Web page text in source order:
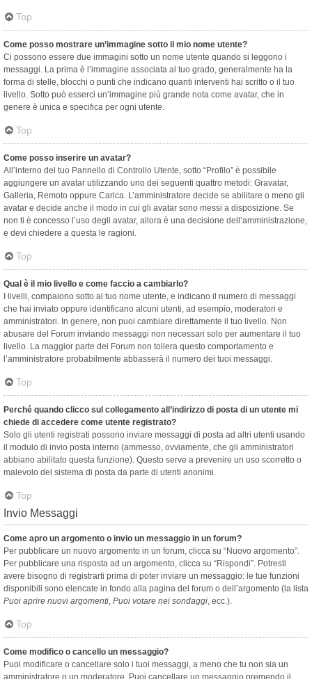
Top
Come posso mostrare un’immagine sotto il mio nome utente?
Ci possono essere due immagini sotto un nome utente quando si leggono i
messaggi. La prima è l’immagine associata al tuo grado, generalmente ha la
forma di stelle, blocchi o punti che indicano quanti interventi hai scritto o il tuo
livello. Sotto può esserci un’immagine più grande nota come avatar, che in
genere è unica e specifica per ogni utente.
Top
Come posso inserire un avatar?
All’interno del tuo Pannello di Controllo Utente, sotto “Profilo” è possibile
aggiungere un avatar utilizzando uno dei seguenti quattro metodi: Gravatar,
Galleria, Remoto oppure Carica. L’amministratore decide se abilitare o meno gli
avatar e decide anche il modo in cui gli avatar sono messi a disposizione. Se
non ti è concesso l’uso degli avatar, allora è una decisione dell’amministrazione,
e devi chiedere a questa le ragioni.
Top
Qual è il mio livello e come faccio a cambiarlo?
I livelli, compaiono sotto al tuo nome utente, e indicano il numero di messaggi
che hai inviato oppure identificano alcuni utenti, ad esempio, moderatori e
amministratori. In genere, non puoi cambiare direttamente il tuo livello. Non
abusare del Forum inviando messaggi non necessari solo per aumentare il tuo
livello. La maggior parte dei Forum non tollera questo comportamento e
l’amministratore probabilmente abbasserà il numero dei tuoi messaggi.
Top
Perché quando clicco sul collegamento all’indirizzo di posta di un utente mi
chiede di accedere come utente registrato?
Solo gli utenti registrati possono inviare messaggi di posta ad altri utenti usando
il modulo di invio posta interno (ammesso, ovviamente, che gli amministratori
abbiano abilitato questa funzione). Questo serve a prevenire un uso scorretto o
malevolo del sistema di posta da parte di utenti anonimi.
Top
Invio Messaggi
Come apro un argomento o invio un messaggio in un forum?
Per pubblicare un nuovo argomento in un forum, clicca su “Nuovo argomento”.
Per pubblicare una risposta ad un argomento, clicca su “Rispondi”. Potresti
avere bisogno di registrarti prima di poter inviare un messaggio: le tue funzioni
disponibili sono elencate in fondo alla pagina del forum o dell’argomento (la lista
Puoi aprire nuovi argomenti, Puoi votare nei sondaggi, ecc.).
Top
Come modifico o cancello un messaggio?
Puoi modificare o cancellare solo i tuoi messaggi, a meno che tu non sia un
amministratore o un moderatore. Puoi cancellare un messaggio premendo il